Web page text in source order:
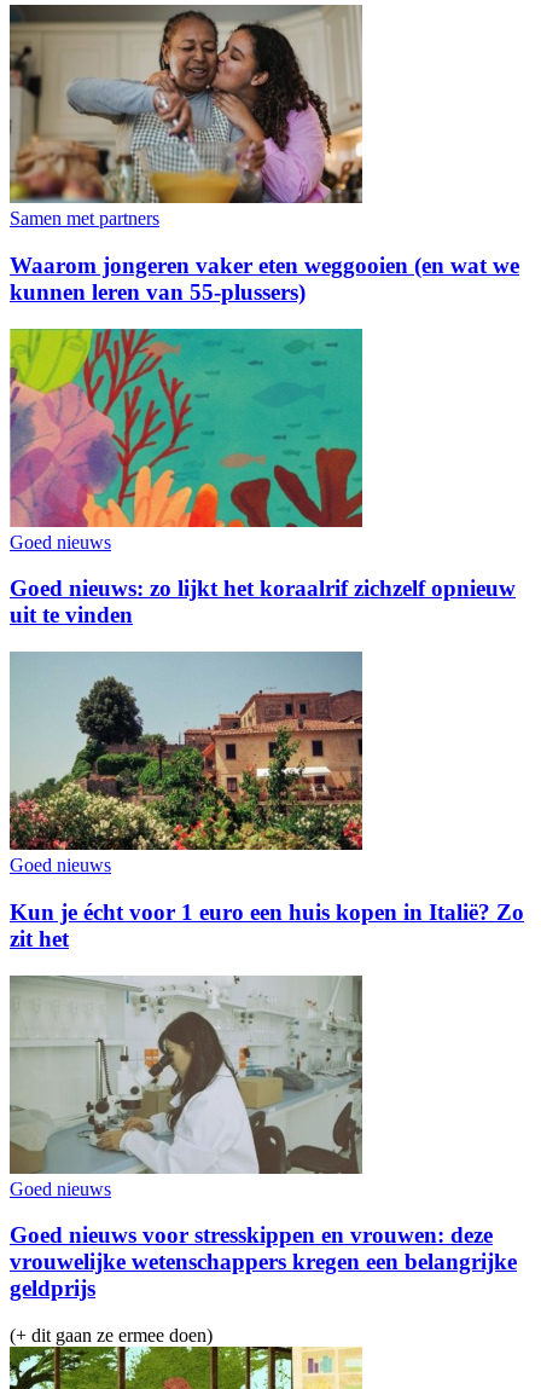
Samen met partners
Waarom jongeren vaker eten weggooien (en wat we
kunnen leren van 55-plussers)
Goed nieuws
Goed nieuws: zo lijkt het koraalrif zichzelf opnieuw
uit te vinden
Goed nieuws
Kun je écht voor 1 euro een huis kopen in Italië? Zo
zit het
Goed nieuws
Goed nieuws voor stresskippen en vrouwen: deze
vrouwelijke wetenschappers kregen een belangrijke
geldprijs
(+ dit gaan ze ermee doen)